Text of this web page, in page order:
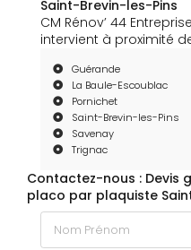
Saint-Brevin-les-Pins
CM Rénov’ 44
intervient à proximité
Guérande
La Baule-Escoublac
Pornichet
Saint-Brevin-les-Pins
Savenay
Trignac
Contactez-nous : Devis
placo par plaquiste
Nom Prénom